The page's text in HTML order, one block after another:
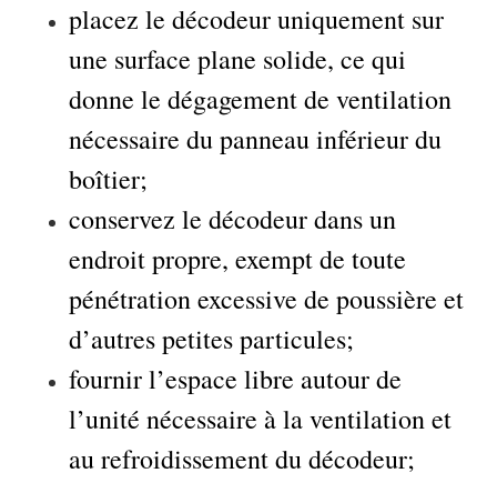
placez le décodeur uniquement sur
une surface plane solide, ce qui
donne le dégagement de ventilation
nécessaire du panneau inférieur du
boîtier;
conservez le décodeur dans un
endroit propre, exempt de toute
pénétration excessive de poussière et
d’autres petites particules;
fournir l’espace libre autour de
l’unité nécessaire à la ventilation et
au refroidissement du décodeur;